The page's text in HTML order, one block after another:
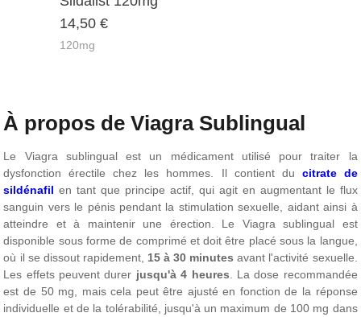
14,50 €
120mg
À propos de Viagra Sublingual
Le Viagra sublingual est un médicament utilisé pour traiter la
dysfonction érectile chez les hommes. Il contient du citrate de
sildénafil en tant que principe actif, qui agit en augmentant le flux
sanguin vers le pénis pendant la stimulation sexuelle, aidant ainsi à
atteindre et à maintenir une érection. Le Viagra sublingual est
disponible sous forme de comprimé et doit être placé sous la langue,
où il se dissout rapidement, 15 à 30 minutes avant l'activité sexuelle.
Les effets peuvent durer jusqu'à 4 heures . La dose recommandée
est de 50 mg, mais cela peut être ajusté en fonction de la réponse
individuelle et de la tolérabilité, jusqu'à un maximum de 100 mg dans